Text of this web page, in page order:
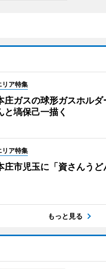
リア特集
庄ガスの球形ガスホル
と塙保己一描く
リア特集
庄市児玉に「資さんうど
もっと見る